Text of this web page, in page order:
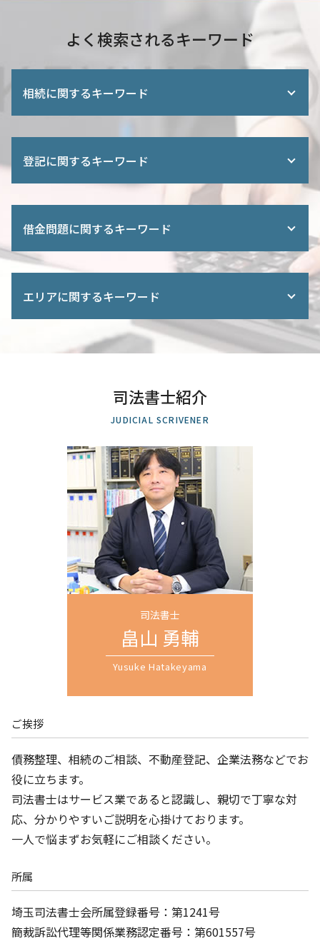
よく検索されるキーワード
相続に関するキーワード
遺言書 費用
遺産 相続 話し合い
財産 調査
遺産 使い込み
相続 配偶者 子供
限定承認 単純承認
相続 順位 子供 が いない
遺留分減殺 請求
不動産 名義変更 時間
相続 被相続人
限定承認 わかりやすく
登記に関するキーワード
所有権 移転 登記
不動産 贈与 手続き
抵当権 抹消
所有権 保存 登記
相続人 申告 登記
登記 変更 期間
不動産 共有名義 死亡
株式会社 設立 登記申請書
共有名義 片方 死亡 相続
土地 分割 登記
建物 保存登記
登録免許税 軽減措置
借金問題に関するキーワード
過払い金 請求
借金 債務整理 悩み 借金相談
借金 減らす 債務整理
個人再生 返済額 計算
債務整理 和解 成立
任意整理 住宅ローン
官報 自己破産
司法書士 債務整理
特定調停 裁判所
債務整理 ブラックリスト 期間
任意整理 元金
破産 裁判所
過払い とは
任意整理 民事再生
エリアに関するキーワード
生前贈与 全国対応 司法書士 相談
個人再生 さいたま市 司法書士 相談
生前贈与 越谷市 司法書士 相談
商業登記 埼玉県 司法書士 相談
不動産売買 埼玉県 司法書士 相談
遺産分割協議 さいたま市 司法書士 相談
会社設立 川口市 司法書士 相談
個人再生 埼玉県 司法書士 相談
不動産売買 全国対応 司法書士 相談
自己破産 上尾市 司法書士 相談
商業登記 全国対応 司法書士 相談
遺産分割協議 上尾市 司法書士 相談
債務整理 全国対応 司法書士 相談
任意整理 全国対応 司法書士 相談
商業登記 さいたま市 司法書士 相談
過払い金請求 越谷市 司法書士 相談
司法書士紹介
JUDICIAL SCRIVENER
司法書士
畠山 勇輔
Yusuke Hatakeyama
ご挨拶
債務整理、相続のご相談、不動産登記、企業法務などでお
役に立ちます。
司法書士はサービス業であると認識し、親切で丁寧な対
応、分かりやすいご説明を心掛けております。
一人で悩まずお気軽にご相談ください。
所属
埼玉司法書士会所属登録番号：第1241号
簡裁訴訟代理等関係業務認定番号：第601557号